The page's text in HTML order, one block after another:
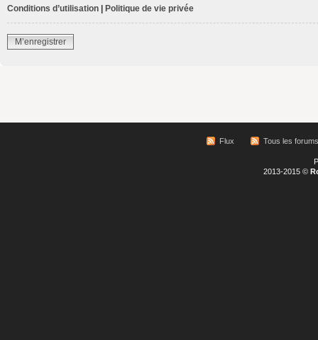
Conditions d’utilisation
Politique de vie privée
M’enregistrer
Flux Tous les forums
2013-2015 ©